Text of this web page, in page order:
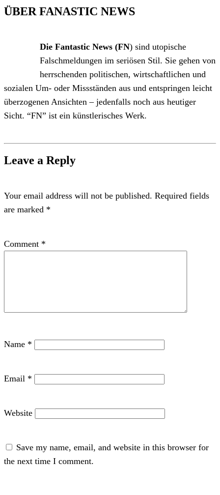
ÜBER FANASTIC NEWS
Die Fantastic News (FN) sind utopische
Falschmeldungen im seriösen Stil. Sie gehen von
herrschenden politischen, wirtschaftlichen und
sozialen Um- oder Missständen aus und entspringen leicht
überzogenen Ansichten – jedenfalls noch aus heutiger
Sicht. “FN” ist ein künstlerisches Werk.
Leave a Reply
Your email address will not be published. Required fields
are marked *
Comment *
Name *
Email *
Website
Save my name, email, and website in this browser for
the next time I comment.